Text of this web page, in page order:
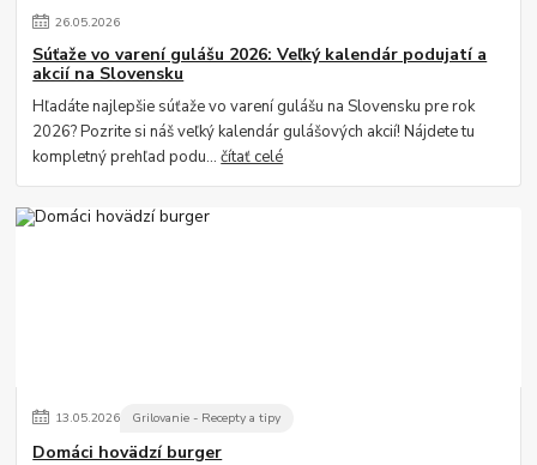
26.05.2026
Súťaže vo varení gulášu 2026: Veľký kalendár podujatí a
akcií na Slovensku
Hľadáte najlepšie súťaže vo varení gulášu na Slovensku pre rok
2026? Pozrite si náš veľký kalendár gulášových akcií! Nájdete tu
kompletný prehľad podu...čítať celé
13.05.2026 Grilovanie - Recepty a tipy
Domáci hovädzí burger